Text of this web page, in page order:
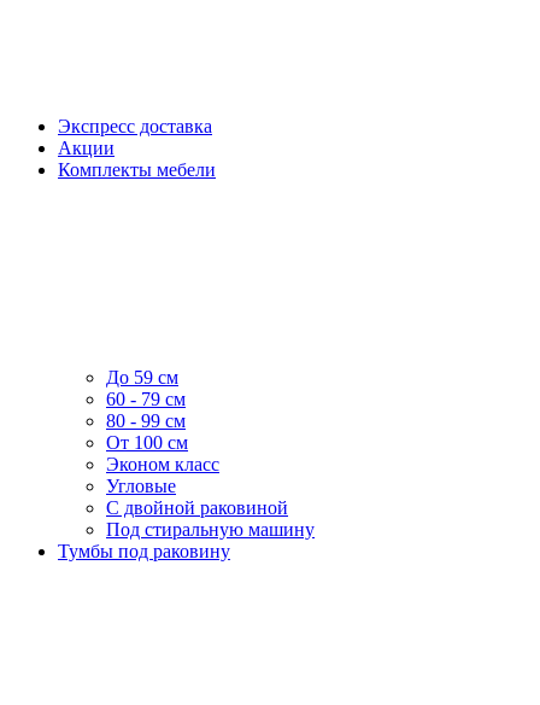
Экспресс доставка
Акции
Комплекты мебели
До 59 см
60 - 79 см
80 - 99 см
От 100 см
Эконом класс
Угловые
С двойной раковиной
Под стиральную машину
Тумбы под раковину